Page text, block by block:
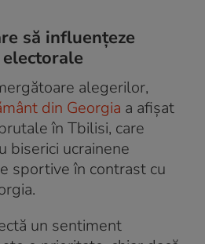
să influențeze
alegerilor,
din Georgia a afișat
în Tbilisi, care
biserici ucrainene
sportive în contrast cu
un sentiment